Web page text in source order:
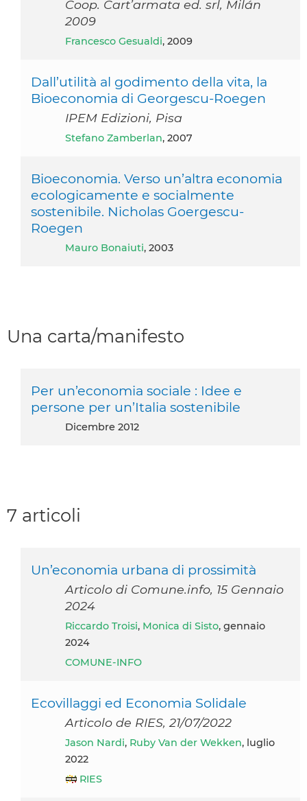
Coop. Cart’armata ed. srl, Milán
2009
Francesco Gesualdi, 2009
Dall’utilità al godimento della vita, la
Bioeconomia di Georgescu-Roegen
IPEM Edizioni, Pisa
Stefano Zamberlan, 2007
Bioeconomia. Verso un’altra economia
ecologicamente e socialmente
sostenibile. Nicholas Goergescu-
Roegen
Mauro Bonaiuti, 2003
Una carta/manifesto
Per un’economia sociale : Idee e
persone per un’Italia sostenibile
dicembre 2012
7 articoli
Un’economia urbana di prossimità
Articolo di Comune.info, 15 Gennaio
2024
Riccardo Troisi, Monica di Sisto, gennaio
2024
COMUNE-INFO
Ecovillaggi ed Economia Solidale
Articolo de RIES, 21/07/2022
Jason Nardi, Ruby Van der Wekken, luglio
2022
RIES